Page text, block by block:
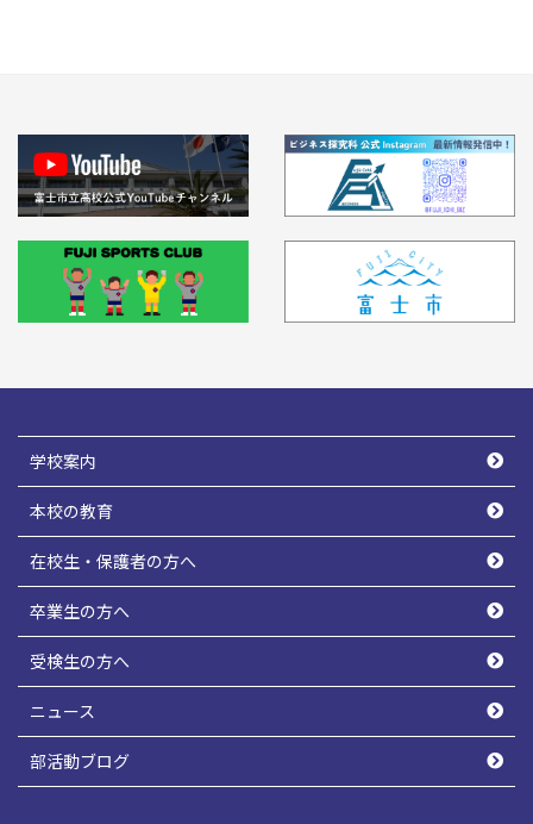
学校案内
本校の教育
在校生・保護者の方へ
卒業生の方へ
受検生の方へ
ニュース
部活動ブログ